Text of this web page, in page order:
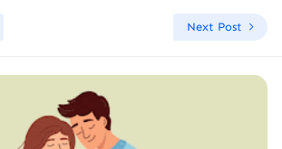
Next Post